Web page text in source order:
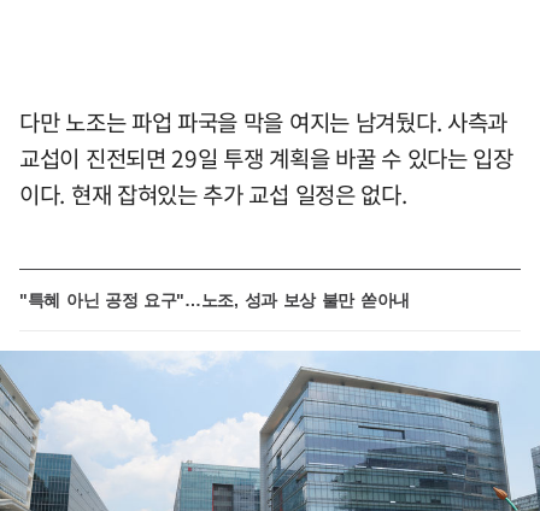
다만 노조는 파업 파국을 막을 여지는 남겨뒀다. 사측과
교섭이 진전되면 29일 투쟁 계획을 바꿀 수 있다는 입장
이다. 현재 잡혀있는 추가 교섭 일정은 없다.
"특혜 아닌 공정 요구"…노조, 성과 보상 불만 쏟아내